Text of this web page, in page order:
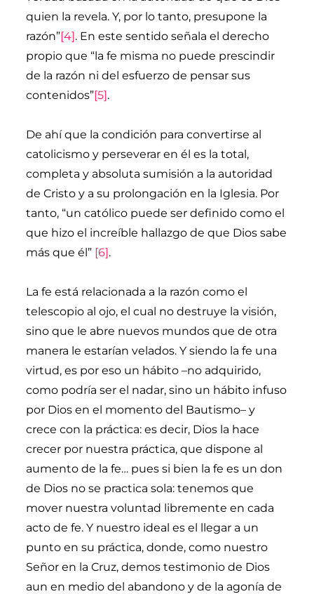
quien la revela. Y, por lo tanto, presupone la
razón”[4]. En este sentido señala el derecho
propio que “la fe misma no puede prescindir
de la razón ni del esfuerzo de pensar sus
contenidos”[5].
De ahí que la condición para convertirse al
catolicismo y perseverar en él es la total,
completa y absoluta sumisión a la autoridad
de Cristo y a su prolongación en la Iglesia. Por
tanto, “un católico puede ser definido como el
que hizo el increíble hallazgo de que Dios sabe
más que él” [6].
La fe está relacionada a la razón como el
telescopio al ojo, el cual no destruye la visión,
sino que le abre nuevos mundos que de otra
manera le estarían velados. Y siendo la fe una
virtud, es por eso un hábito –no adquirido,
como podría ser el nadar, sino un hábito infuso
por Dios en el momento del Bautismo– y
crece con la práctica: es decir, Dios la hace
crecer por nuestra práctica, que dispone al
aumento de la fe… pues si bien la fe es un don
de Dios no se practica sola: tenemos que
mover nuestra voluntad libremente en cada
acto de fe. Y nuestro ideal es el llegar a un
punto en su práctica, donde, como nuestro
Señor en la Cruz, demos testimonio de Dios
aun en medio del abandono y de la agonía de